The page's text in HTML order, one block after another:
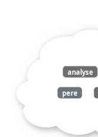
analyse
pere